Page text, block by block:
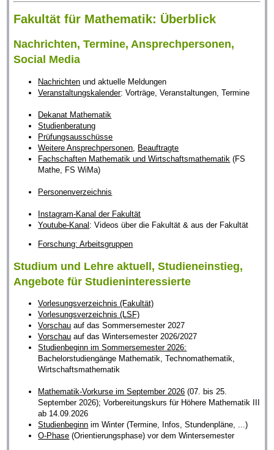
Fakultät für Mathematik: Überblick
Nachrichten, Termine, Ansprechpersonen,
Social Media
Nachrichten und aktuelle Meldungen
Veranstaltungskalender: Vorträge, Veranstaltungen, Termine
Dekanat Mathematik
Studienberatung
Prüfungsausschüsse
Weitere Ansprechpersonen Beauftragte
Fachschaften Mathematik und Wirtschaftsmathematik (FS
Mathe, FS WiMa)
Personenverzeichnis
Instagram-Kanal der Fakultät
Youtube-Kanal: Videos über die Fakultät & aus der Fakultät
Forschung: Arbeitsgruppen
Studium und Lehre aktuell, Studieneinstieg,
Angebote für Studieninteressierte
Vorlesungsverzeichnis (Fakultät)
Vorlesungsverzeichnis (LSF)
Vorschau auf das Sommersemester 2027
Vorschau auf das Wintersemester 2026/2027
Studienbeginn im Sommersemester 2026:
Bachelorstudiengänge Mathematik, Technomathematik,
Wirtschaftsmathematik
Mathematik-Vorkurse im September 2026 (07. bis 25.
September 2026); Vorbereitungskurs für Höhere Mathematik III
ab 14.09.2026
Studienbeginn im Winter (Termine, Infos, Stundenpläne, ...)
O-Phase (Orientierungsphase) vor dem Wintersemester